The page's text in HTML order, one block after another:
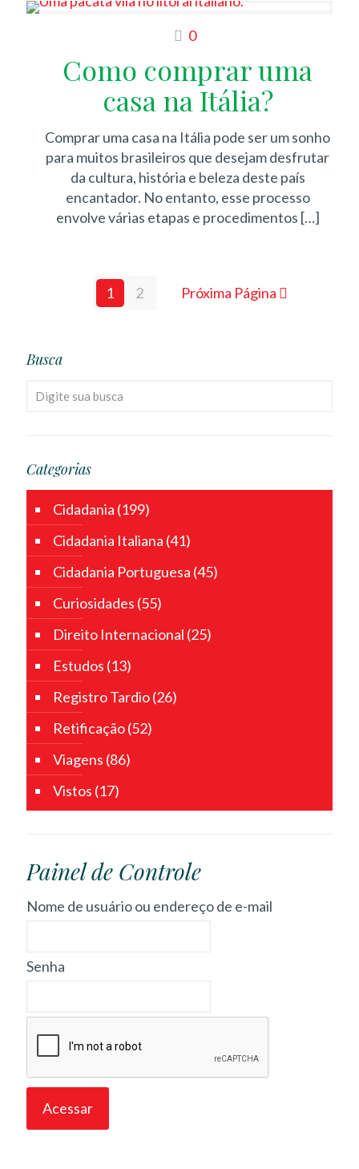
0
Como comprar uma
casa na Itália?
Comprar uma casa na Itália pode ser um sonho
para muitos brasileiros que desejam desfrutar
da cultura, história e beleza deste país
encantador. No entanto, esse processo
envolve várias etapas e procedimentos […]
1 2 Próxima Página
Busca
Categorias
Cidadania (199)
Cidadania Italiana (41)
Cidadania Portuguesa (45)
Curiosidades (55)
Direito Internacional (25)
Estudos (13)
Registro Tardio(26)
Retificação(52)
Viagens (86)
Vistos (17)
Painel de Controle
Nome de usuário ou endereço de e-mail
Senha